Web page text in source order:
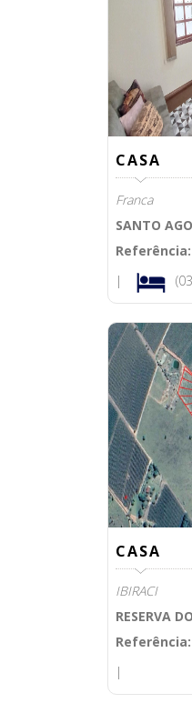
CASA
Franca
SANTO
Referência:
|
CASA
IBIRACI
RESERVA
Referência:
|